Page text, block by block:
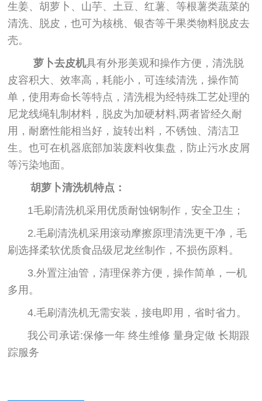
生姜、胡萝卜、山芋、土豆、红薯、等根薯类蔬菜的
清洗、脱皮，也可为核桃、银杏等干果类物料脱皮去
壳。
萝卜去皮机具有外形美观和操作方便，清洗脱
皮容积大、效率高，耗能小，可连续清洗，操作简
单，使用寿命长等特点，清洗棍为经特殊工艺处理的
尼龙线绳轧制材料，脱皮为加硬材料,两者皆经久耐
用，耐磨性能相当好，旋转出料，不锈蚀、清洁卫
生。也可在机器底部加装废料收集盘，防止污水皮屑
等污染地面。
胡萝卜清洗机特点：
1毛刷清洗机采用优质耐蚀钢制作，安全卫生；
2.毛刷清洗机采用滚动摩擦原理清洗更干净，毛
刷选择柔软优质食品级尼龙丝制作，不损伤原料。
3.外置注油管，清理保养方便，操作简单，一机
多用。
4.毛刷清洗机无需安装，接电即用，省时省力。
我公司承诺:保修一年 终生维修 量身定做 长期跟
踪服务